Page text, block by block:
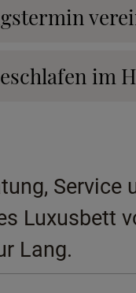
im
Service
Luxusbett
Lang.